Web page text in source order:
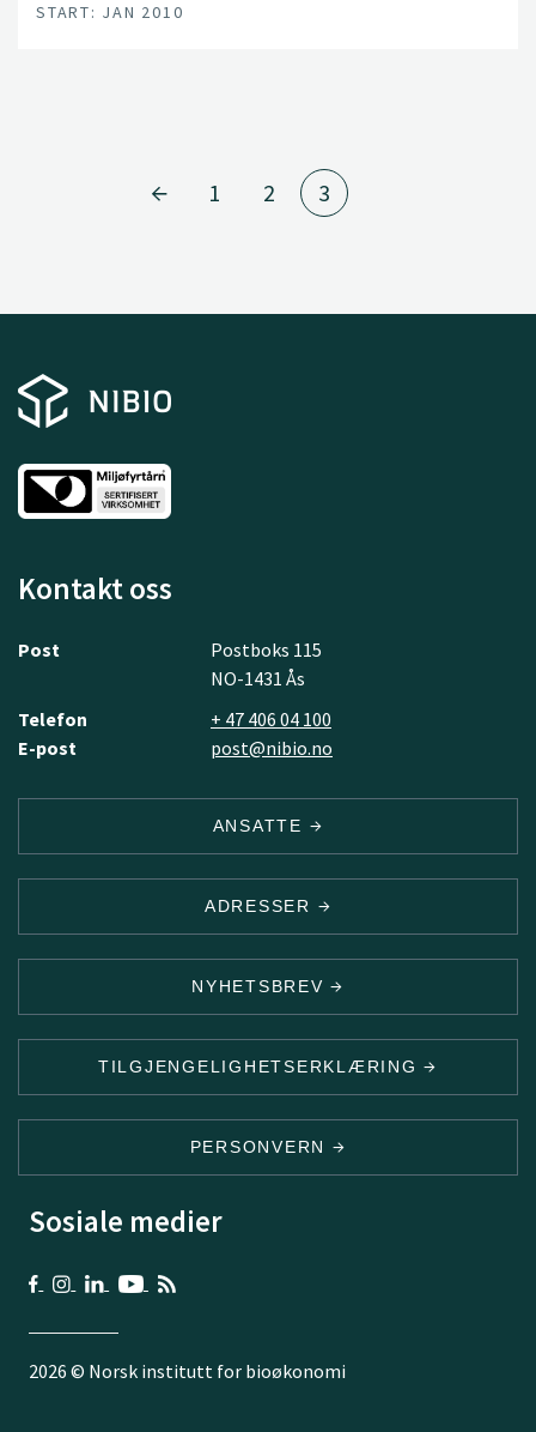
START: JAN 2010
1 2 3
Kontakt oss
Post
Postboks 115
NO-1431 Ås
Telefon
+ 47 406 04 100
E-post
post@nibio.no
ANSATTE
ADRESSER
NYHETSBREV
TILGJENGELIGHETSERKLÆRING
PERSONVERN
Sosiale medier
2026 © Norsk institutt for bioøkonomi